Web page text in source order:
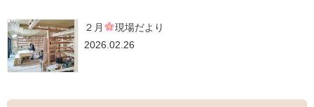
２月
現場だより
2026.02.26